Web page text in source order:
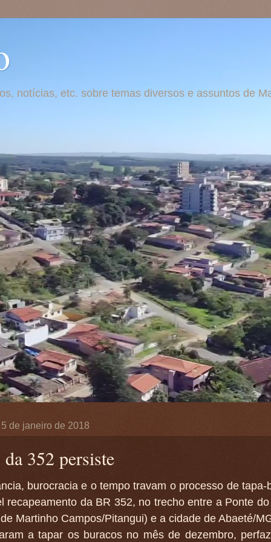
notícias, etc. sobre temas diversos e assuntos de
de janeiro de 2018
da 352 persiste
burocracia e o tempo travam o processo de tapa-
recapeamento da BR 352, no trecho entre a Ponte
Martinho Campos/Pitangui) e a cidade de Abaeté/
a tapar os buracos no mês de dezembro,